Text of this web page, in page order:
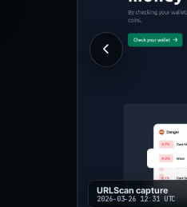
URLScan capture
2026-03-26 12:31 UTC